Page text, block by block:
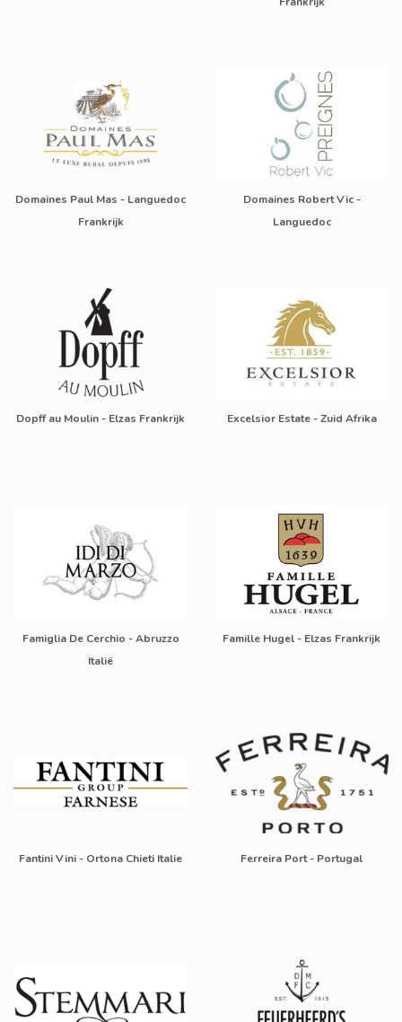
Domaines Paul Mas - Languedoc
Frankrijk
Domaines Robert Vic -
Languedoc
Dopff au Moulin - Elzas Frankrijk Excelsior Estate - Zuid Afrika
Famiglia De Cerchio - Abruzzo
Italië
Famille Hugel - Elzas Frankrijk
Fantini Vini - Ortona Chieti Italie Ferreira Port - Portugal